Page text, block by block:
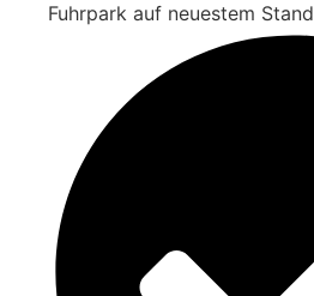
Fuhrpark auf neuestem Stand